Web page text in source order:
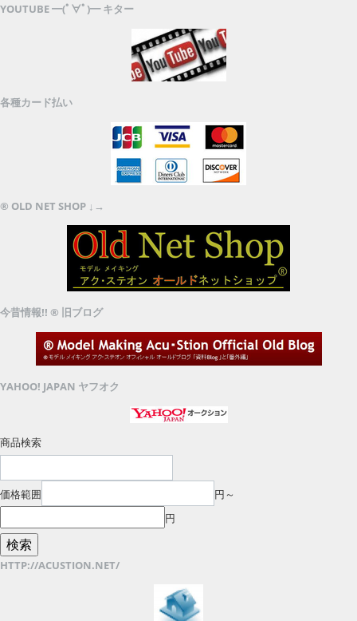
YOUTUBE ━(ﾟ∀ﾟ)━ キター
各種カード払い
® OLD NET SHOP ↓→
今昔情報!! ® 旧ブログ
YAHOO! JAPAN ヤフオク
商品検索
価格範囲
円～
円
HTTP://ACUSTION.NET/